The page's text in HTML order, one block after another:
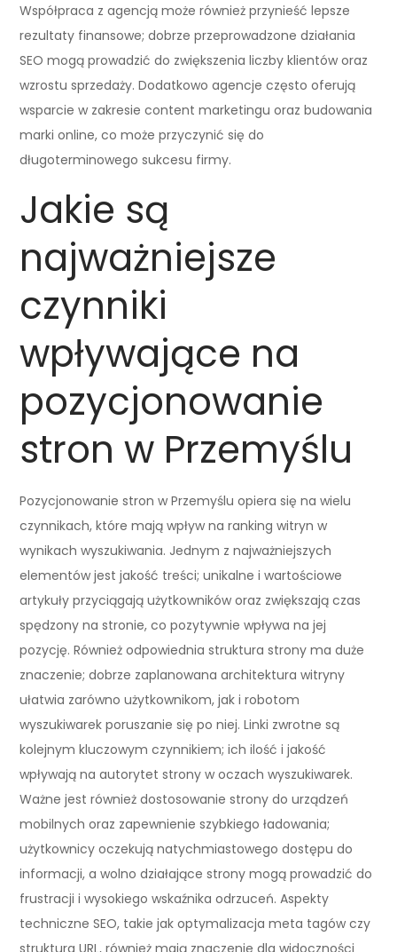
Współpraca z agencją może również przynieść lepsze
rezultaty finansowe; dobrze przeprowadzone działania
SEO mogą prowadzić do zwiększenia liczby klientów oraz
wzrostu sprzedaży. Dodatkowo agencje często oferują
wsparcie w zakresie content marketingu oraz budowania
marki online, co może przyczynić się do
długoterminowego sukcesu firmy.
Jakie są
najważniejsze
czynniki
wpływające na
pozycjonowanie
stron w Przemyślu
Pozycjonowanie stron w Przemyślu opiera się na wielu
czynnikach, które mają wpływ na ranking witryn w
wynikach wyszukiwania. Jednym z najważniejszych
elementów jest jakość treści; unikalne i wartościowe
artykuły przyciągają użytkowników oraz zwiększają czas
spędzony na stronie, co pozytywnie wpływa na jej
pozycję. Również odpowiednia struktura strony ma duże
znaczenie; dobrze zaplanowana architektura witryny
ułatwia zarówno użytkownikom, jak i robotom
wyszukiwarek poruszanie się po niej. Linki zwrotne są
kolejnym kluczowym czynnikiem; ich ilość i jakość
wpływają na autorytet strony w oczach wyszukiwarek.
Ważne jest również dostosowanie strony do urządzeń
mobilnych oraz zapewnienie szybkiego ładowania;
użytkownicy oczekują natychmiastowego dostępu do
informacji, a wolno działające strony mogą prowadzić do
frustracji i wysokiego wskaźnika odrzuceń. Aspekty
techniczne SEO, takie jak optymalizacja meta tagów czy
struktura URL, również mają znaczenie dla widoczności